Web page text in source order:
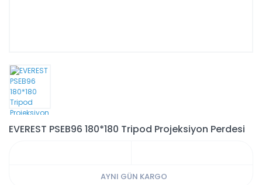
EVEREST PSEB96 180*180 Tripod Projeksiyon Perdesi
AYNI GÜN KARGO